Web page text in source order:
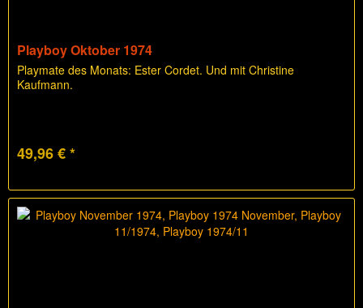
Playboy Oktober 1974
Playmate des Monats: Ester Cordet. Und mit Christine
Kaufmann.
49,96 € *